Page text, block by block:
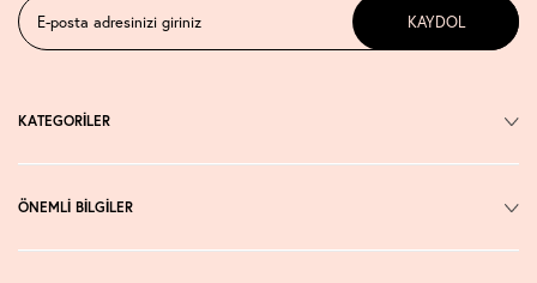
KAYDOL
KATEGORİLER
ÖNEMLİ BİLGİLER